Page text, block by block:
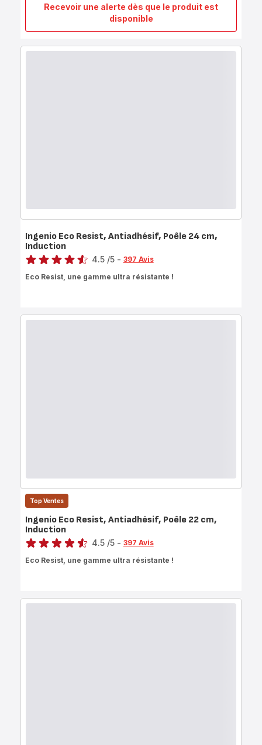
Recevoir une alerte dès que le produit est
disponible
Ingenio
Eco
Poêle
Ingenio Eco Resist, Antiadhésif, Poêle 24 cm,
Induction
Note
4.5 /5 - 397 Avis
Eco Resist, une gamme ultra résistante !
Top Ventes
Ingenio Eco Resist, Antiadhésif, Poêle 22 cm,
Induction
Note
4.5 /5 - 397 Avis
Eco Resist, une gamme ultra résistante !